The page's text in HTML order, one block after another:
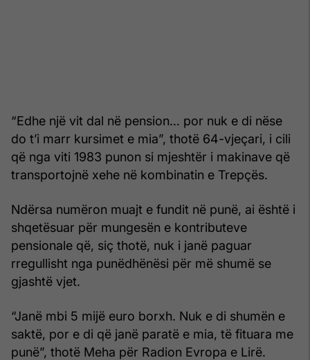
“Edhe një vit dal në pension… por nuk e di nëse
do t’i marr kursimet e mia”, thotë 64-vjeçari, i cili
që nga viti 1983 punon si mjeshtër i makinave që
transportojnë xehe në kombinatin e Trepçës.
Ndërsa numëron muajt e fundit në punë, ai është i
shqetësuar për mungesën e kontributeve
pensionale që, siç thotë, nuk i janë paguar
rregullisht nga punëdhënësi për më shumë se
gjashtë vjet.
“Janë mbi 5 mijë euro borxh. Nuk e di shumën e
saktë, por e di që janë paratë e mia, të fituara me
punë”, thotë Meha për Radion Evropa e Lirë.